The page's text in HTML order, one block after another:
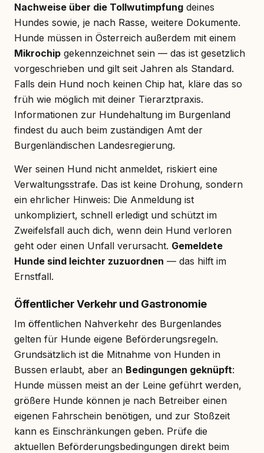
Nachweise über die Tollwutimpfung deines
Hundes sowie, je nach Rasse, weitere Dokumente.
Hunde müssen in Österreich außerdem mit einem
Mikrochip gekennzeichnet sein — das ist gesetzlich
vorgeschrieben und gilt seit Jahren als Standard.
Falls dein Hund noch keinen Chip hat, kläre das so
früh wie möglich mit deiner Tierarztpraxis.
Informationen zur Hundehaltung im Burgenland
findest du auch beim zuständigen Amt der
Burgenländischen Landesregierung.
Wer seinen Hund nicht anmeldet, riskiert eine
Verwaltungsstrafe. Das ist keine Drohung, sondern
ein ehrlicher Hinweis: Die Anmeldung ist
unkompliziert, schnell erledigt und schützt im
Zweifelsfall auch dich, wenn dein Hund verloren
geht oder einen Unfall verursacht. Gemeldete
Hunde sind leichter zuzuordnen — das hilft im
Ernstfall.
Öffentlicher Verkehr und Gastronomie
Im öffentlichen Nahverkehr des Burgenlandes
gelten für Hunde eigene Beförderungsregeln.
Grundsätzlich ist die Mitnahme von Hunden in
Bussen erlaubt, aber an Bedingungen geknüpft:
Hunde müssen meist an der Leine geführt werden,
größere Hunde können je nach Betreiber einen
eigenen Fahrschein benötigen, und zur Stoßzeit
kann es Einschränkungen geben. Prüfe die
aktuellen Beförderungsbedingungen direkt beim